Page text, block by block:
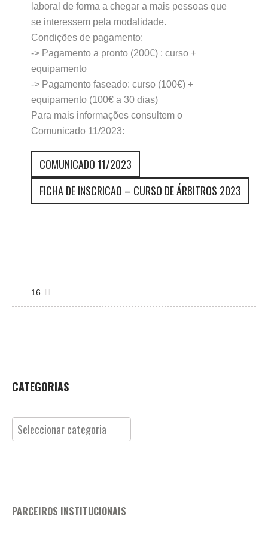
laboral de forma a chegar a mais pessoas que
se interessem pela modalidade.
Condições de pagamento:
-> Pagamento a pronto (200€) : curso +
equipamento
-> Pagamento faseado: curso (100€) +
equipamento (100€ a 30 dias)
Para mais informações consultem o
Comunicado 11/2023:
COMUNICADO 11/2023
FICHA DE INSCRICAO – CURSO DE ÁRBITROS 2023
16
CATEGORIAS
Categorias
PARCEIROS INSTITUCIONAIS